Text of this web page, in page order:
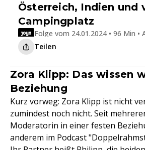
Österreich, Indien und
Campingplatz
Folge vom 24.01.2024 • 96 Min •
Teilen
Zora Klipp: Das wissen
Beziehung
Kurz vorweg: Zora Klipp ist nicht
zumindest noch nicht. Seit
Moderatorin in einer festen
anderem im Podcast